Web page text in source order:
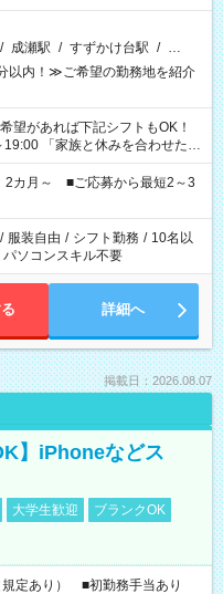
/ 成瀬駅 / すずかけ台駅 / …
以内！≫ご希望の勤務地を紹介
合わせた
がしたい」 「できれば残業はし
いね。 ※Wワーク希望
勤務時間と、もう1つのお仕事
超える場合は応募できません。
2カ月～ ■ご応募から最短2～3
/ 服装自由 / シフト勤務 / 10名以
パソコンスキル不要
詳細へ
掲載日：2026.08.07
】iPhoneなどス
大学生歓迎
ブランクOK
定あり） ■初勤務手当あり